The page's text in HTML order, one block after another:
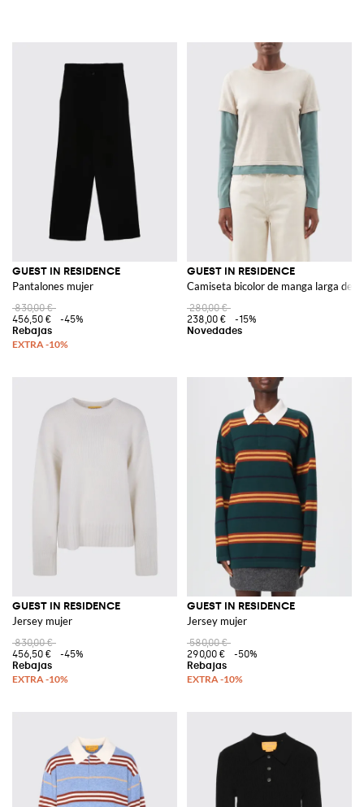
GUEST IN RESIDENCE
Pantalones mujer
830,00 €
456,50 €
-45%
GUEST IN RESIDENCE
Camiseta bicolor de manga larga de
280,00 €
238,00 €
-15%
GUEST IN RESIDENCE
Jersey mujer
830,00 €
456,50 €
-45%
GUEST IN RESIDENCE
Jersey mujer
580,00 €
290,00 €
-50%